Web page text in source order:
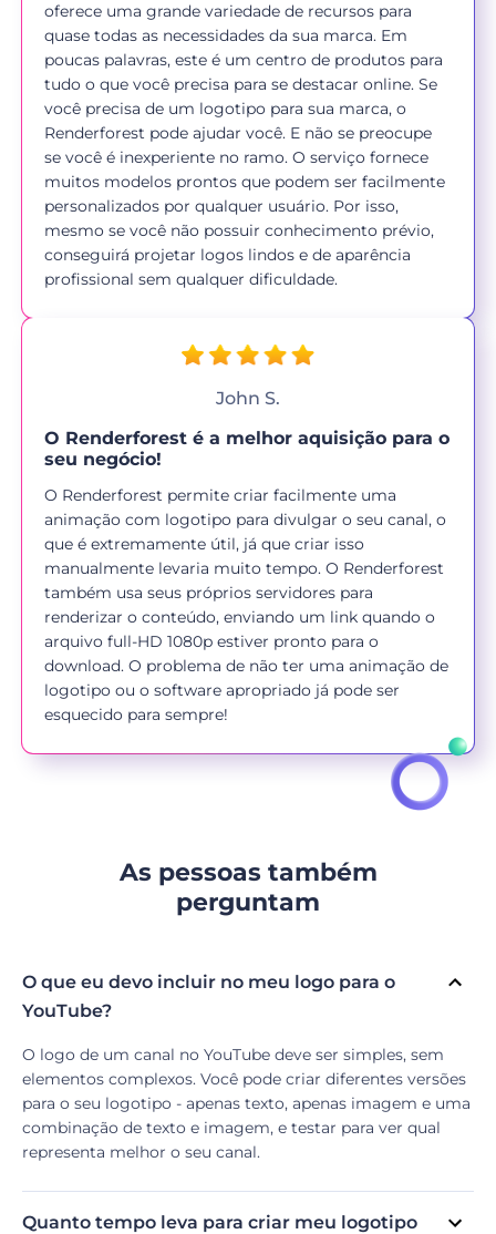
oferece uma grande variedade de recursos para
quase todas as necessidades da sua marca. Em
poucas palavras, este é um centro de produtos para
tudo o que você precisa para se destacar online. Se
você precisa de um logotipo para sua marca, o
Renderforest pode ajudar você. E não se preocupe
se você é inexperiente no ramo. O serviço fornece
muitos modelos prontos que podem ser facilmente
personalizados por qualquer usuário. Por isso,
mesmo se você não possuir conhecimento prévio,
conseguirá projetar logos lindos e de aparência
profissional sem qualquer dificuldade.
John S.
O Renderforest é a melhor aquisição para o
seu negócio!
O Renderforest permite criar facilmente uma
animação com logotipo para divulgar o seu canal, o
que é extremamente útil, já que criar isso
manualmente levaria muito tempo. O Renderforest
também usa seus próprios servidores para
renderizar o conteúdo, enviando um link quando o
arquivo full-HD 1080p estiver pronto para o
download. O problema de não ter uma animação de
logotipo ou o software apropriado já pode ser
esquecido para sempre!
As pessoas também
perguntam
O que eu devo incluir no meu logo para o
YouTube?
O logo de um canal no YouTube deve ser simples, sem
elementos complexos. Você pode criar diferentes versões
para o seu logotipo - apenas texto, apenas imagem e uma
combinação de texto e imagem, e testar para ver qual
representa melhor o seu canal.
Quanto tempo leva para criar meu logotipo